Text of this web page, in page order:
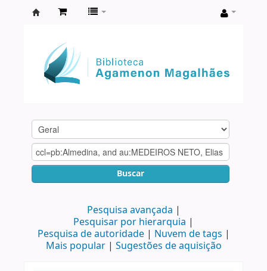
Agamenon
Magalhães
Buscar
Pesquisa avançada
Pesquisar por hierarquia
Pesquisa de autoridade
Nuvem de tags
Mais popular
Sugestões de aquisição